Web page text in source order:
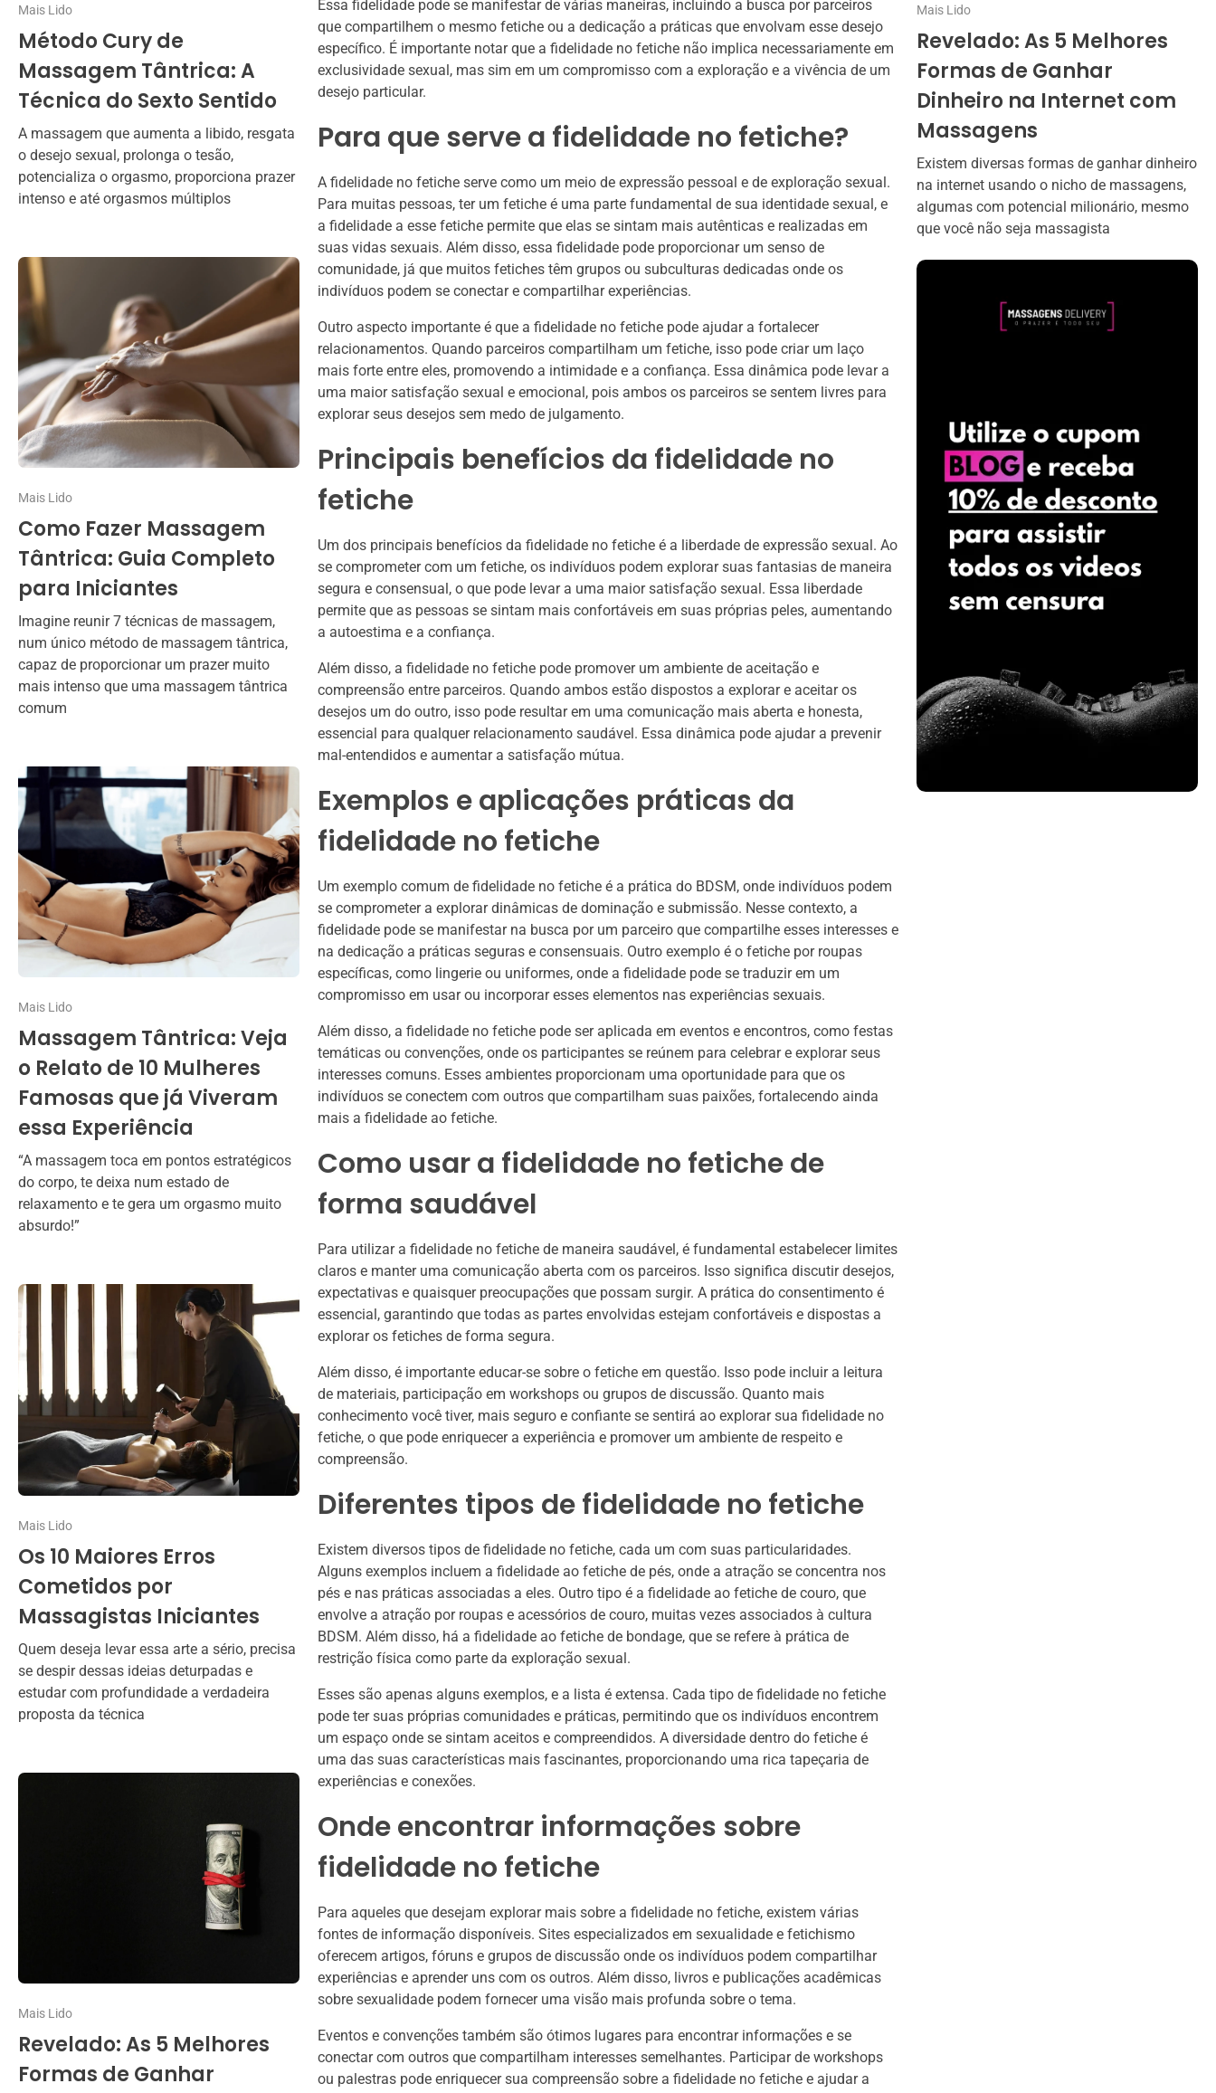
Mais Lido
Método Cury de
Massagem Tântrica: A
Técnica do Sexto Sentido
A massagem que aumenta a libido, resgata
o desejo sexual, prolonga o tesão,
potencializa o orgasmo, proporciona prazer
intenso e até orgasmos múltiplos
Mais Lido
Como Fazer Massagem
Tântrica: Guia Completo
para Iniciantes
Imagine reunir 7 técnicas de massagem,
num único método de massagem tântrica,
capaz de proporcionar um prazer muito
mais intenso que uma massagem tântrica
comum
Mais Lido
Massagem Tântrica: Veja
o Relato de 10 Mulheres
Famosas que já Viveram
essa Experiência
“A massagem toca em pontos estratégicos
do corpo, te deixa num estado de
relaxamento e te gera um orgasmo muito
absurdo!”
Mais Lido
Os 10 Maiores Erros
Cometidos por
Massagistas Iniciantes
Quem deseja levar essa arte a sério, precisa
se despir dessas ideias deturpadas e
estudar com profundidade a verdadeira
proposta da técnica
Mais Lido
Revelado: As 5 Melhores
Formas de Ganhar
Essa fidelidade pode se manifestar de várias maneiras, incluindo a busca por parceiros
que compartilhem o mesmo fetiche ou a dedicação a práticas que envolvam esse desejo
específico. É importante notar que a fidelidade no fetiche não implica necessariamente em
exclusividade sexual, mas sim em um compromisso com a exploração e a vivência de um
desejo particular.
Para que serve a fidelidade no fetiche?
A fidelidade no fetiche serve como um meio de expressão pessoal e de exploração sexual.
Para muitas pessoas, ter um fetiche é uma parte fundamental de sua identidade sexual, e
a fidelidade a esse fetiche permite que elas se sintam mais autênticas e realizadas em
suas vidas sexuais. Além disso, essa fidelidade pode proporcionar um senso de
comunidade, já que muitos fetiches têm grupos ou subculturas dedicadas onde os
indivíduos podem se conectar e compartilhar experiências.
Outro aspecto importante é que a fidelidade no fetiche pode ajudar a fortalecer
relacionamentos. Quando parceiros compartilham um fetiche, isso pode criar um laço
mais forte entre eles, promovendo a intimidade e a confiança. Essa dinâmica pode levar a
uma maior satisfação sexual e emocional, pois ambos os parceiros se sentem livres para
explorar seus desejos sem medo de julgamento.
Principais benefícios da fidelidade no
fetiche
Um dos principais benefícios da fidelidade no fetiche é a liberdade de expressão sexual. Ao
se comprometer com um fetiche, os indivíduos podem explorar suas fantasias de maneira
segura e consensual, o que pode levar a uma maior satisfação sexual. Essa liberdade
permite que as pessoas se sintam mais confortáveis em suas próprias peles, aumentando
a autoestima e a confiança.
Além disso, a fidelidade no fetiche pode promover um ambiente de aceitação e
compreensão entre parceiros. Quando ambos estão dispostos a explorar e aceitar os
desejos um do outro, isso pode resultar em uma comunicação mais aberta e honesta,
essencial para qualquer relacionamento saudável. Essa dinâmica pode ajudar a prevenir
mal-entendidos e aumentar a satisfação mútua.
Exemplos e aplicações práticas da
fidelidade no fetiche
Um exemplo comum de fidelidade no fetiche é a prática do BDSM, onde indivíduos podem
se comprometer a explorar dinâmicas de dominação e submissão. Nesse contexto, a
fidelidade pode se manifestar na busca por um parceiro que compartilhe esses interesses e
na dedicação a práticas seguras e consensuais. Outro exemplo é o fetiche por roupas
específicas, como lingerie ou uniformes, onde a fidelidade pode se traduzir em um
compromisso em usar ou incorporar esses elementos nas experiências sexuais.
Além disso, a fidelidade no fetiche pode ser aplicada em eventos e encontros, como festas
temáticas ou convenções, onde os participantes se reúnem para celebrar e explorar seus
interesses comuns. Esses ambientes proporcionam uma oportunidade para que os
indivíduos se conectem com outros que compartilham suas paixões, fortalecendo ainda
mais a fidelidade ao fetiche.
Como usar a fidelidade no fetiche de
forma saudável
Para utilizar a fidelidade no fetiche de maneira saudável, é fundamental estabelecer limites
claros e manter uma comunicação aberta com os parceiros. Isso significa discutir desejos,
expectativas e quaisquer preocupações que possam surgir. A prática do consentimento é
essencial, garantindo que todas as partes envolvidas estejam confortáveis e dispostas a
explorar os fetiches de forma segura.
Além disso, é importante educar-se sobre o fetiche em questão. Isso pode incluir a leitura
de materiais, participação em workshops ou grupos de discussão. Quanto mais
conhecimento você tiver, mais seguro e confiante se sentirá ao explorar sua fidelidade no
fetiche, o que pode enriquecer a experiência e promover um ambiente de respeito e
compreensão.
Diferentes tipos de fidelidade no fetiche
Existem diversos tipos de fidelidade no fetiche, cada um com suas particularidades.
Alguns exemplos incluem a fidelidade ao fetiche de pés, onde a atração se concentra nos
pés e nas práticas associadas a eles. Outro tipo é a fidelidade ao fetiche de couro, que
envolve a atração por roupas e acessórios de couro, muitas vezes associados à cultura
BDSM. Além disso, há a fidelidade ao fetiche de bondage, que se refere à prática de
restrição física como parte da exploração sexual.
Esses são apenas alguns exemplos, e a lista é extensa. Cada tipo de fidelidade no fetiche
pode ter suas próprias comunidades e práticas, permitindo que os indivíduos encontrem
um espaço onde se sintam aceitos e compreendidos. A diversidade dentro do fetiche é
uma das suas características mais fascinantes, proporcionando uma rica tapeçaria de
experiências e conexões.
Onde encontrar informações sobre
fidelidade no fetiche
Para aqueles que desejam explorar mais sobre a fidelidade no fetiche, existem várias
fontes de informação disponíveis. Sites especializados em sexualidade e fetichismo
oferecem artigos, fóruns e grupos de discussão onde os indivíduos podem compartilhar
experiências e aprender uns com os outros. Além disso, livros e publicações acadêmicas
sobre sexualidade podem fornecer uma visão mais profunda sobre o tema.
Eventos e convenções também são ótimos lugares para encontrar informações e se
conectar com outros que compartilham interesses semelhantes. Participar de workshops
ou palestras pode enriquecer sua compreensão sobre a fidelidade no fetiche e ajudar a
Mais Lido
Revelado: As 5 Melhores
Formas de Ganhar
Dinheiro na Internet com
Massagens
Existem diversas formas de ganhar dinheiro
na internet usando o nicho de massagens,
algumas com potencial milionário, mesmo
que você não seja massagista